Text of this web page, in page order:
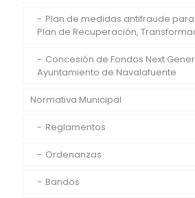
Plan de medidas antifraude
Plan de Recuperación,
Concesión de Fondos Next
Ayuntamiento de Navalafuente
Normativa Municipal
Reglamentos
Ordenanzas
Bandos